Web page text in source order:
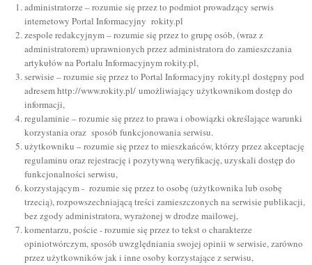
administratorze – rozumie się przez to podmiot prowadzący serwis
internetowy Portal Informacyjny rokity.pl
zespole redakcyjnym – rozumie się przez to grupę osób, (wraz z
administratorem) uprawnionych przez administratora do zamieszczania
artykułów na Portalu Informacyjnym rokity.pl,
serwisie – rozumie się przez to Portal Informacyjny rokity.pl dostępny pod
adresemhttp://www.rokity.pl/ umożliwiający użytkownikom dostęp do
informacji,
regulaminie – rozumie się przez to prawa i obowiązki określające warunki
korzystania oraz sposób funkcjonowania serwisu.
użytkowniku – rozumie się przez to mieszkańców, którzy przez akceptację
regulaminu oraz rejestrację i pozytywną weryfikację, uzyskali dostęp do
funkcjonalności serwisu,
korzystającym - rozumie się przez to osobę (użytkownika lub osobę
trzecią), rozpowszechniającą treści zamieszczonych na serwisie publikacji,
bez zgody administratora, wyrażonej w drodze mailowej,
komentarzu, poście - rozumie się przez to tekst o charakterze
opiniotwórczym, sposób uwzględniania swojej opinii w serwisie, zarówno
przez użytkowników jak i inne osoby korzystające z serwisu,